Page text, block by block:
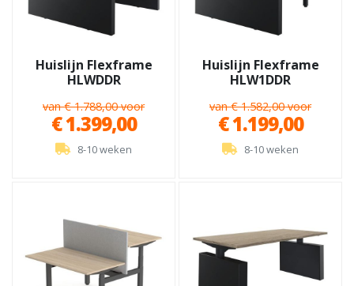
Huislijn Flexframe
HLWDDR
van € 1.788,00 voor
€ 1.399,00
8-10 weken
Huislijn Flexframe
HLW1DDR
van € 1.582,00 voor
€ 1.199,00
8-10 weken